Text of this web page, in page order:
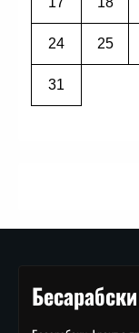
24 25
31